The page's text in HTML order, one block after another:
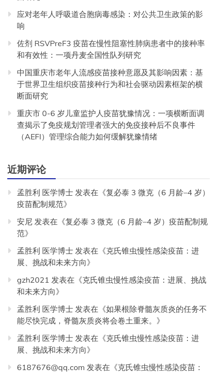
应对老年人呼吸道合胞病毒感染：对公共卫生政策的影
响
佐剂 RSVPreF3 疫苗在慢性阻塞性肺病患者中的接种率
和有效性：一项丹麦全国性队列研究
中国重庆市老年人流感疫苗接种意愿及其影响因素：基
于世界卫生组织疫苗接种行为和社会驱动因素框架的横
断面研究
重庆市 0-6 岁儿童监护人疫苗犹豫情况：一项横断面调
查揭示了免疫规划管理者强大的免疫接种后不良事件
（AEFI）管理综合能力如何缓解犹豫情绪
近期评论
孟胜利 医学博士 发表在《复必泰 3 微克（6 月龄–4 岁）
疫苗配制规范》
安尼 发表在《复必泰 3 微克（6 月龄–4 岁）疫苗配制规
范》
孟胜利 医学博士 发表在《克氏锥虫慢性感染疫苗：进
展、挑战和未来方向》
gzh2021 发表在《克氏锥虫慢性感染疫苗：进展、挑战
和未来方向》
孟胜利 医学博士 发表在《如果根除脊髓灰质炎的任务不
能尽快完成，脊髓灰质炎将会卷土重来。 》
孟胜利 医学博士 发表在《克氏锥虫慢性感染疫苗：进
展、挑战和未来方向》
6187676@qq.com 发表在《克氏锥虫慢性感染疫苗：